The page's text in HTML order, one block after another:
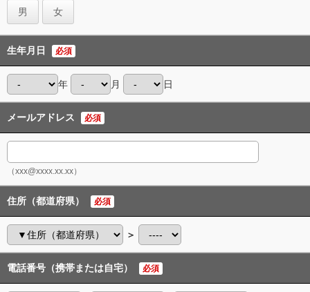
男 女
生年月日 必須
年 月 日
メールアドレス 必須
（xxx@xxxx.xx.xx）
住所（都道府県） 必須
＞
電話番号（携帯または自宅） 必須